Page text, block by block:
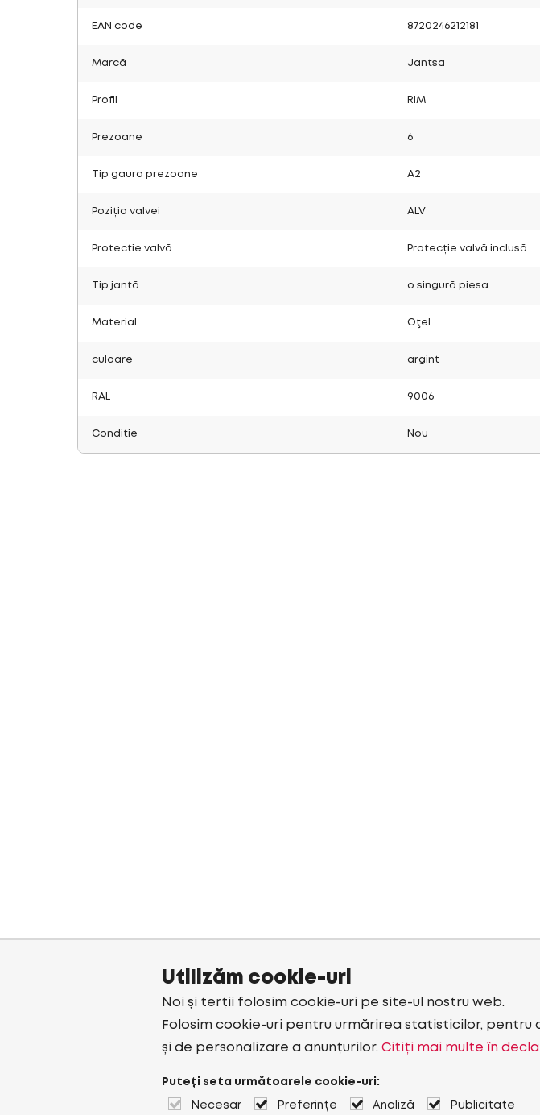
EAN code 8720246212181
Marcă Jantsa
Profil RIM
Prezoane 6
Tip gaura prezoane A2
Poziția valvei ALV
Protecție valvă Protecție valvă inclusă
Tip jantă o singură piesa
Material Oţel
culoare argint
RAL 9006
Condiție Nou
Utilizăm cookie-uri
Noi și terții folosim cookie-uri pe site-ul nostru web.
Folosim cookie-uri pentru urmărirea statisticilor,
și de personalizare a anunțurilor. Citiți mai multe în
Puteți seta următoarele cookie-uri:
Necesar Preferințe Analiză Publicitate